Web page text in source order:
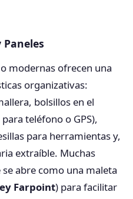
modernas ofrecen una
organizativas:
bolsillos en el
teléfono o GPS),
para herramientas y,
extraíble. Muchas
abre como una maleta
Farpoint) para facilitar